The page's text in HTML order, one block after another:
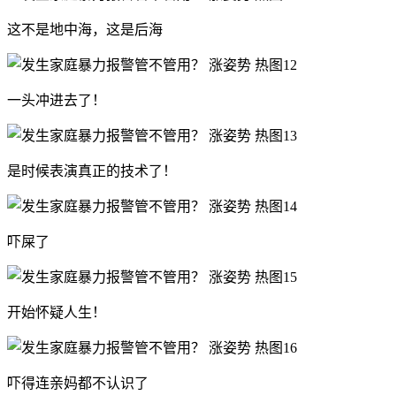
这不是地中海，这是后海
一头冲进去了！
是时候表演真正的技术了！
吓屎了
开始怀疑人生！
吓得连亲妈都不认识了